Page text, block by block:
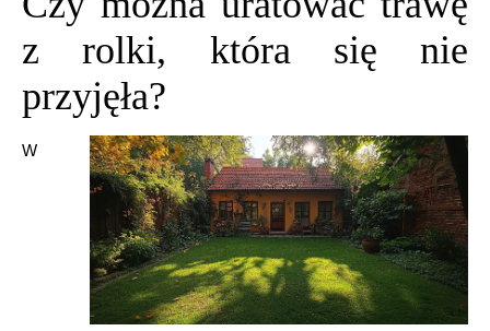
z rolki, która się nie
przyjęła?
W